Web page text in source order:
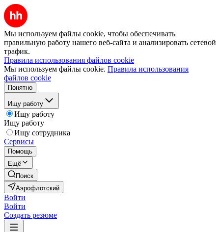
Мы используем файлы cookie, чтобы обеспечивать
правильную работу нашего веб-сайта и анализировать сетевой
трафик.
Правила использования файлов cookie
Мы используем файлы cookie. Правила использования
файлов cookie
Понятно
Ищу работу
Ищу работу
Ищу работу
Ищу сотрудника
Сервисы
Помощь
Ещё
Поиск
Аэрофлотский
Войти
Войти
Создать резюме